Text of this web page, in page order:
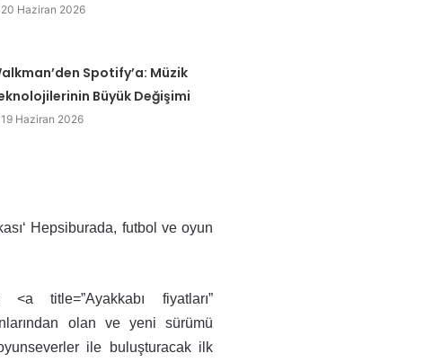
20 Haziran 2026
Spotify’a: Müzik
Büyük Değişimi
19 Haziran 2026
Hepsiburada, futbol ve oyun
title=”Ayakkabı fiyatları”
olan ve yeni sürümü
ile buluşturacak ilk